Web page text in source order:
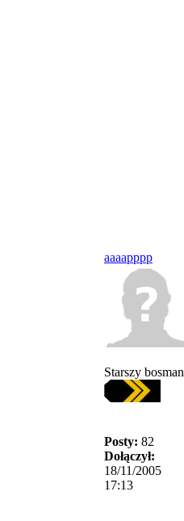
aaaapppp
Starszy bosman
Posty: 82
Dołączył:
18/11/2005
17:13